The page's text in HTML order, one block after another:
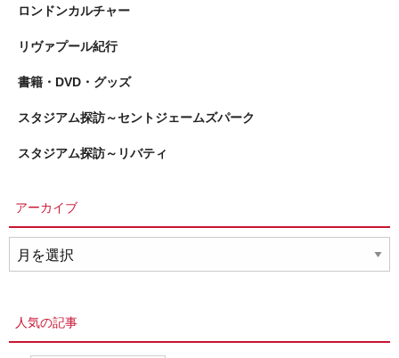
ロンドンカルチャー
リヴァプール紀行
書籍・DVD・グッズ
スタジアム探訪～セントジェームズパーク
スタジアム探訪～リバティ
アーカイブ
ー
人気の記事